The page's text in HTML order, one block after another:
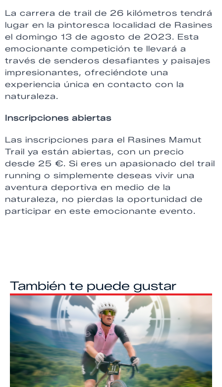
La carrera de trail de 26 kilómetros tendrá
lugar en la pintoresca localidad de Rasines
el domingo 13 de agosto de 2023. Esta
emocionante competición te llevará a
través de senderos desafiantes y paisajes
impresionantes, ofreciéndote una
experiencia única en contacto con la
naturaleza.
Inscripciones abiertas
Las inscripciones para el Rasines Mamut
Trail ya están abiertas, con un precio
desde 25 €. Si eres un apasionado del trail
running o simplemente deseas vivir una
aventura deportiva en medio de la
naturaleza, no pierdas la oportunidad de
participar en este emocionante evento.
También te puede gustar